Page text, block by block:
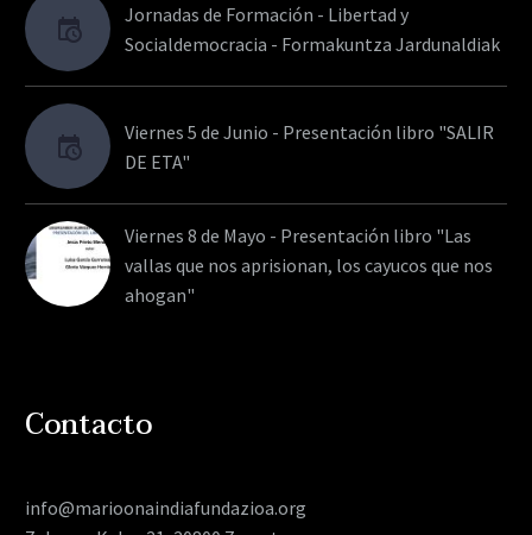
Jornadas de Formación - Libertad y
Socialdemocracia - Formakuntza Jardunaldiak
Viernes 5 de Junio - Presentación libro "SALIR
DE ETA"
Viernes 8 de Mayo - Presentación libro "Las
vallas que nos aprisionan, los cayucos que nos
ahogan"
Contacto
info@marioonaindiafundazioa.org